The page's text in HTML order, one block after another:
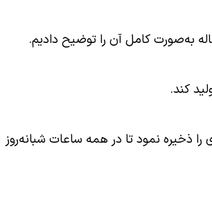
به‌صورت کامل آن را توضیح دادیم.
کند.
ذخیره نمود تا در همه ساعات شبانه‌روز